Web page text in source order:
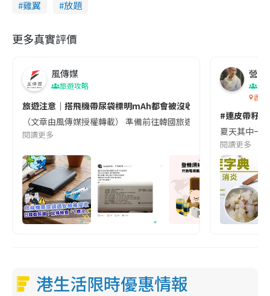
雞翼 放題
更多真實評價
風傳媒
旅遊攻略
旅遊注意｜搭飛機帶尿袋標明mAh都會被沒收😱出發前切記檢查
（文章由風傳媒授權轉載） 準備前往韓國旅遊的民眾，近期要
閱讀更多
營養
香港
#連皮帶籽
夏天其中一
閱讀更多
港生活限時優惠情報